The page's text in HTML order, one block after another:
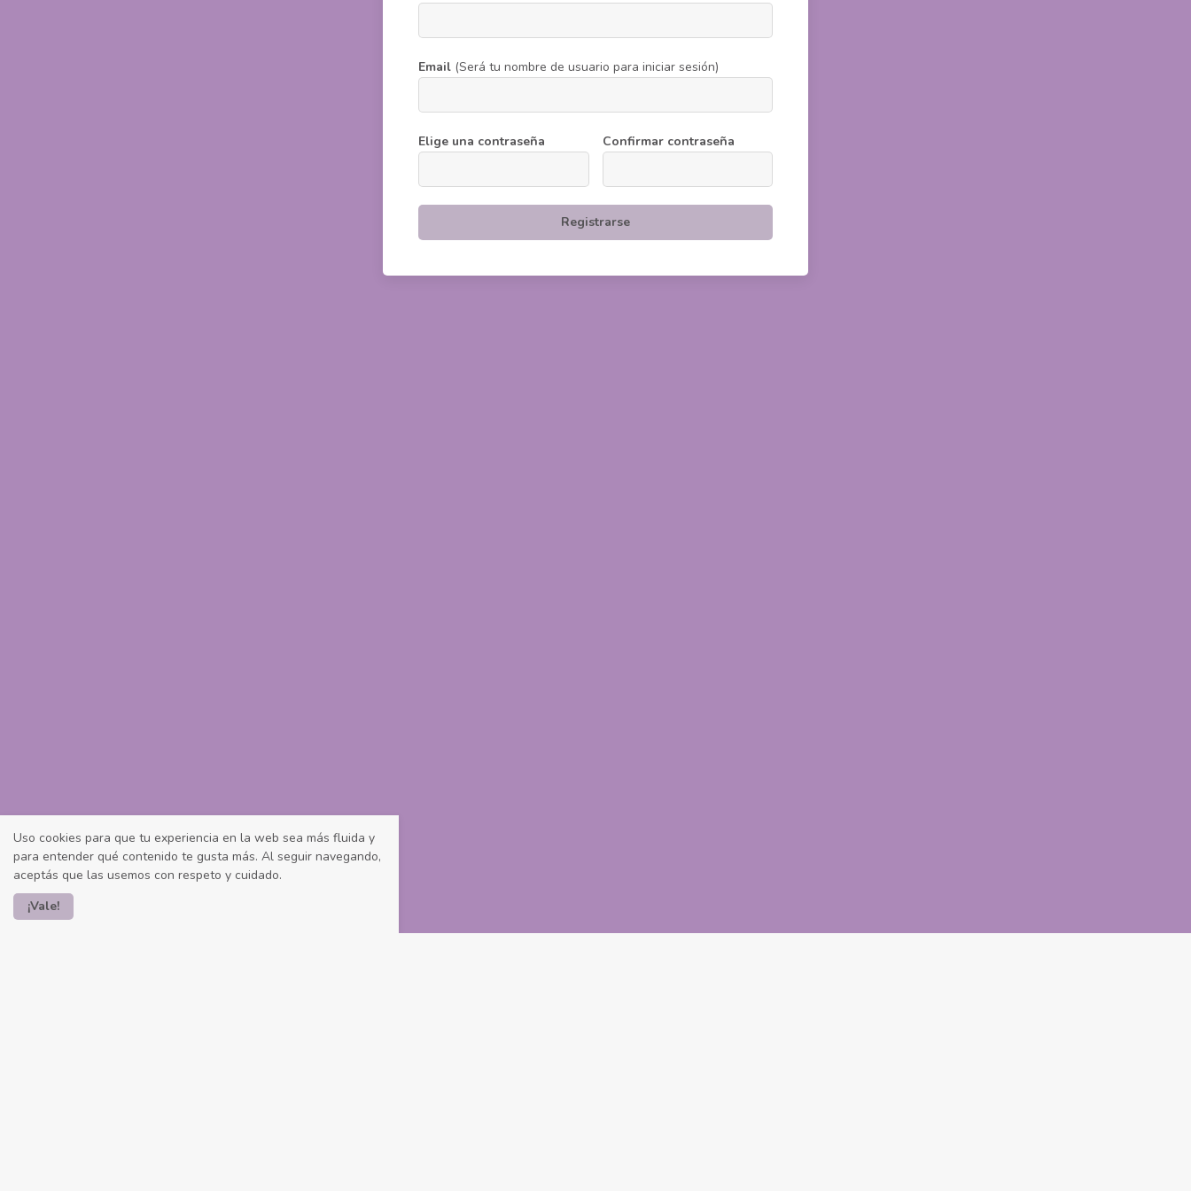
Email (Será tu nombre de usuario para iniciar sesión)
Elige una contraseña Confirmar contraseña
Registrarse
Uso cookies para que tu experiencia en la web sea más fluida y
para entender qué contenido te gusta más. Al seguir navegando,
aceptás que las usemos con respeto y cuidado.
¡Vale!